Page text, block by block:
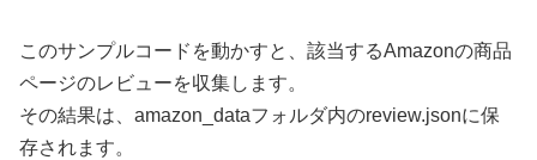
このサンプルコードを動かすと、該当するAmazonの商品
ページのレビューを収集します。
その結果は、amazon_dataフォルダ内のreview.jsonに保
存されます。